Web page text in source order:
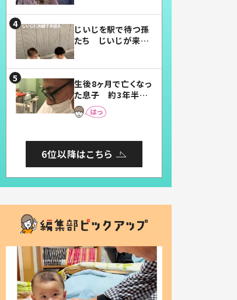
じいじを駅で待つ孫
たち じいじが来た
まらない」「幸せにな
れる」
生後8ヶ月で亡くなっ
た息子 約3年半
後、当時の妻の日記
に書いてあった本音
6位以降はこちら